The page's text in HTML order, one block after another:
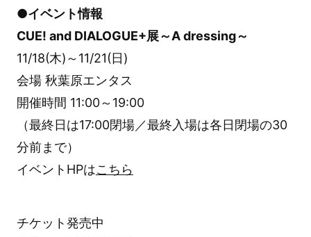
●イベント情報
CUE! and DIALOGUE+展～A dressing～
11/18(木)～11/21(日)
会場 秋葉原エンタス
開催時間 11:00～19:00
（最終日は17:00閉場／最終入場は各日閉場の30
分前まで）
イベントHPはこちら
チケット発売中